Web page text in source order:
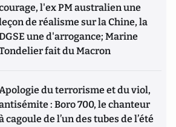
l'ex PM australien une
de réalisme sur la Chine, la
une d'arrogance; Marine
fait du Macron
du terrorisme et du viol,
: Boro 700, le chanteur
cagoule de l’un des tubes de l’été